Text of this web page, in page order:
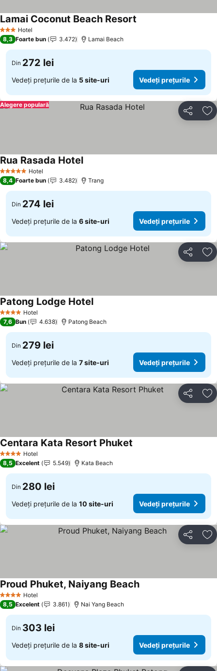
3 SteleHotel
Lamai Coconut Beach Resort
8,3 Foarte bun 3.472 Lamai Beach
Din 272 lei
Vedeți prețurile de la 5 site-uri Vedeți prețurile
Distribuiți
Alegere populară
5 Stele Hotel
Rua Rasada Hotel
8,4 Foarte bun 3.482 Trang
Din 274 lei
Vedeți prețurile de la 6 site-uri Vedeți prețurile
Distribuiți
4 Stele Hotel
Patong Lodge Hotel
7,6 Bun 4.638 Patong Beach
Din 279 lei
Vedeți prețurile de la 7 site-uri Vedeți prețurile
Distribuiți
4 Stele Hotel
Centara Kata Resort Phuket
8,5 Excelent 5.549 Kata Beach
Din 280 lei
Vedeți prețurile de la 10 site-uri Vedeți prețurile
Distribuiți
4 Stele Hotel
Proud Phuket, Naiyang Beach
8,5 Excelent 3.861 Nai Yang Beach
Din 303 lei
Vedeți prețurile de la 8 site-uri Vedeți prețurile